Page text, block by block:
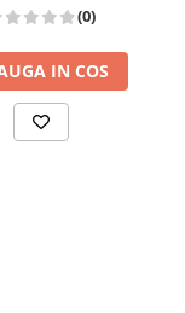
(0)
IN COS